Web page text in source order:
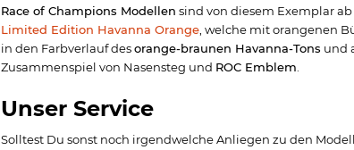
Race of Champions Modellen sind von diesem Exemplar
Limited Edition Havanna Orange, welche mit orangenen
in den Farbverlauf desorange-braunen Havanna-Tons und
Zusammenspiel von Nasensteg und ROC Emblem
Unser Service
Solltest Du sonst noch irgendwelche Anliegen zu den